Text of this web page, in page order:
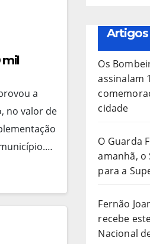
mil
a
no valor de
Os
assinalam
cidade
O Guarda
amanhã, o
para a
Fernão
recebe
Nacional